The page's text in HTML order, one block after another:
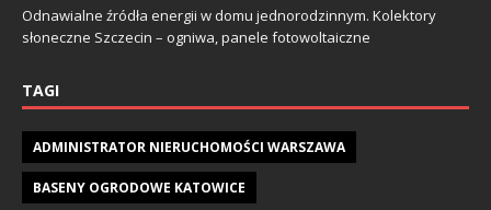
Odnawialne źródła energii w domu jednorodzinnym. Kolektory
słoneczne Szczecin – ogniwa, panele fotowoltaiczne
TAGI
ADMINISTRATOR NIERUCHOMOŚCI WARSZAWA
BASENY OGRODOWE KATOWICE